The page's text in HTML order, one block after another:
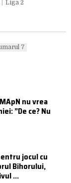
Liga 2
7
nu vrea
”De ce? Nu
jocul cu
Bihorului,
...